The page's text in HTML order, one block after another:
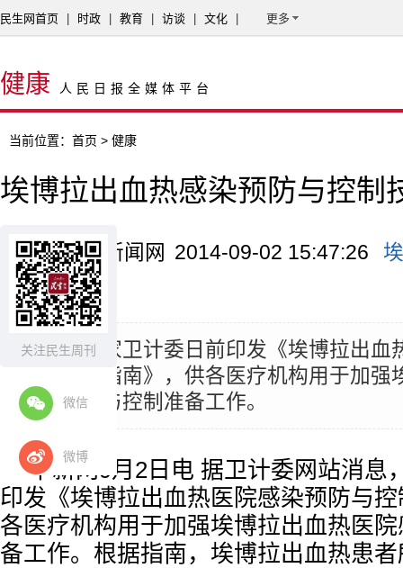
关注民生周刊
微信
微博
民生网首页 时政 教育 访谈 文化 更多
健康 人民日报全媒体平台
当前位置： 首页 > 健康
埃博拉出血热感染预防与控制
来源：中国新闻网 2014-09-02 15:47:26
指南
摘要：国家卫计委日前印发《埃博拉出血
控制技术指南》，供各医疗机构用于加强
感染预防与控制准备工作。
中新网9月2日电 据卫计委网站消息
印发《埃博拉出血热医院感染预防与
各医疗机构用于加强埃博拉出血热医
备工作。根据指南，埃博拉出血热患